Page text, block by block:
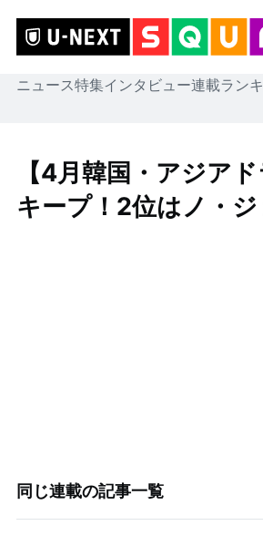
ニュース特集インタビュー連載ラン
【4月韓国・アジア
キープ！2位はノ・
同じ連載の記事一覧